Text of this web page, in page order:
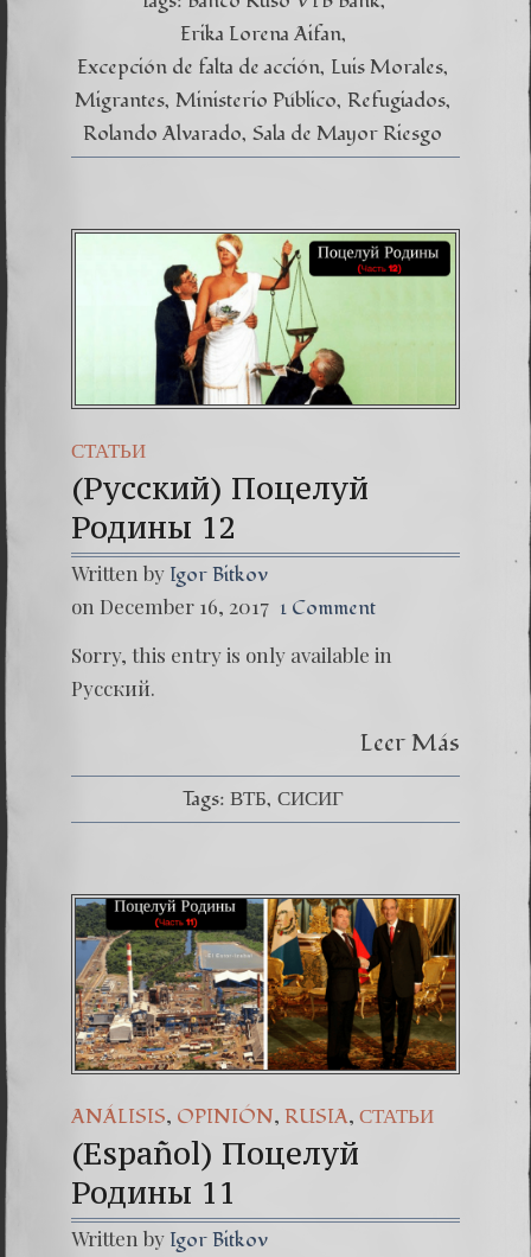
nuestro
Erika Lorena Aifan
Excepción de falta de acción Luis Morales
Migrantes Ministerio Público Refugiados
Rolando Alvarado Sala de Mayor Riesgo
СТАТЬИ
(Русский) Поцелуй
Родины 12
Written by Igor Bitkov
on December 16, 2017 1 Comment
Sorry, this entry is only available in
Русский.
Leer Más
Tags: ВТБ СИСИГ
ANÁLISIS, OPINIÓN, RUSIA, СТАТЬИ
(Español) Поцелуй
Родины 11
Written by Igor Bitkov